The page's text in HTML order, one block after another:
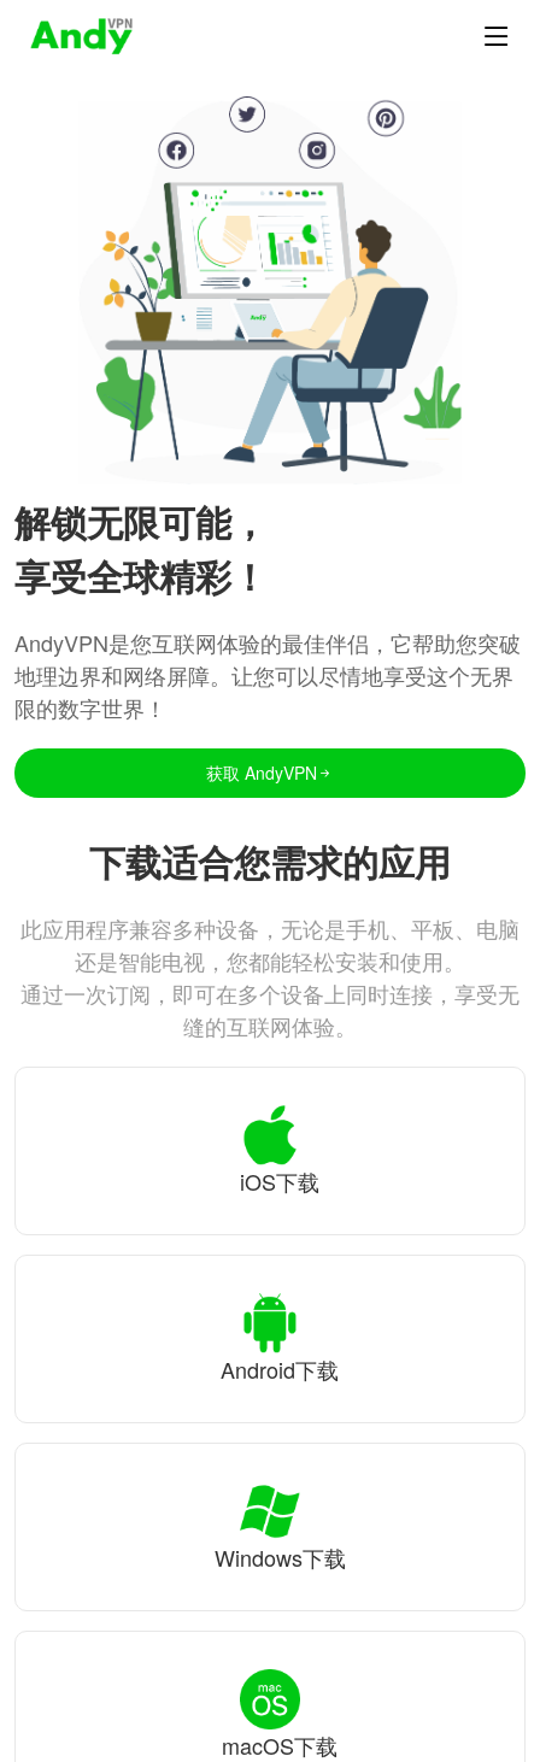
解锁无限可能，
享受全球精彩！
AndyVPN是您互联网体验的最佳伴侣，它帮助您突破
地理边界和网络屏障。让您可以尽情地享受这个无界
限的数字世界！
获取 AndyVPN
下载适合您需求的应用
此应用程序兼容多种设备，无论是手机、平板、电脑
还是智能电视，您都能轻松安装和使用。
通过一次订阅，即可在多个设备上同时连接，享受无
缝的互联网体验。
iOS下载
Android下载
Windows下载
macOS下载